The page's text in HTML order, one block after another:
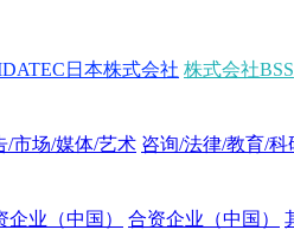
日本株式会社 株式会社BSS
/市场/媒体/艺术 咨询/法律/教育/科
企业（中国） 合资企业（中国）